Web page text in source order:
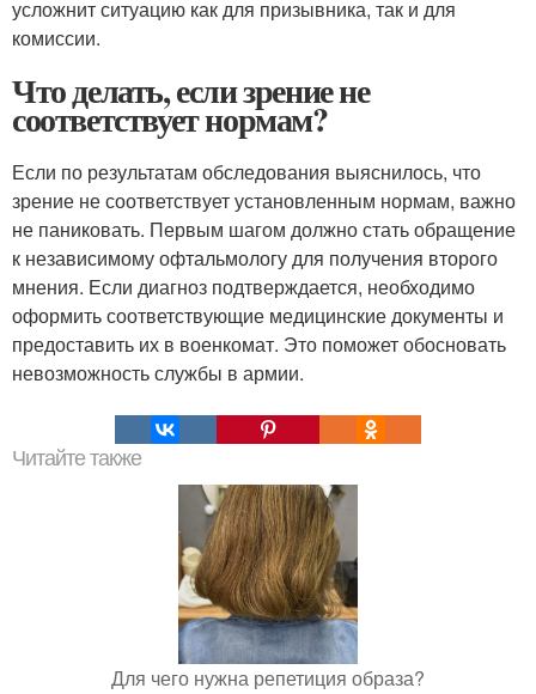
усложнит ситуацию как для призывника, так и для
комиссии.
Что делать, если зрение не
соответствует нормам?
Если по результатам обследования выяснилось, что
зрение не соответствует установленным нормам, важно
не паниковать. Первым шагом должно стать обращение
к независимому офтальмологу для получения второго
мнения. Если диагноз подтверждается, необходимо
оформить соответствующие медицинские документы и
предоставить их в военкомат. Это поможет обосновать
невозможность службы в армии.
Читайте также
Для чего нужна репетиция образа?